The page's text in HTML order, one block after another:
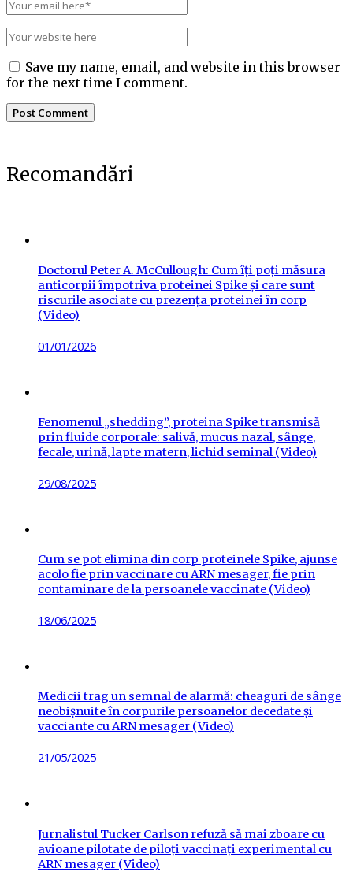
Save my name, email, and website in this browser
for the next time I comment.
Recomandări
Doctorul Peter A. McCullough: Cum îți poți măsura
anticorpii împotriva proteinei Spike și care sunt
riscurile asociate cu prezența proteinei în corp
(Video)
Posted
01/01/2026
Fenomenul „shedding”, proteina Spike transmisă
prin fluide corporale: salivă, mucus nazal, sânge,
fecale, urină, lapte matern, lichid seminal (Video)
Posted
29/08/2025
Cum se pot elimina din corp proteinele Spike, ajunse
acolo fie prin vaccinare cu ARN mesager, fie prin
contaminare de la persoanele vaccinate (Video)
Posted
18/06/2025
Medicii trag un semnal de alarmă: cheaguri de sânge
neobișnuite în corpurile persoanelor decedate și
vacciante cu ARN mesager (Video)
Posted
21/05/2025
Jurnalistul Tucker Carlson refuză să mai zboare cu
avioane pilotate de piloți vaccinați experimental cu
ARN mesager (Video)